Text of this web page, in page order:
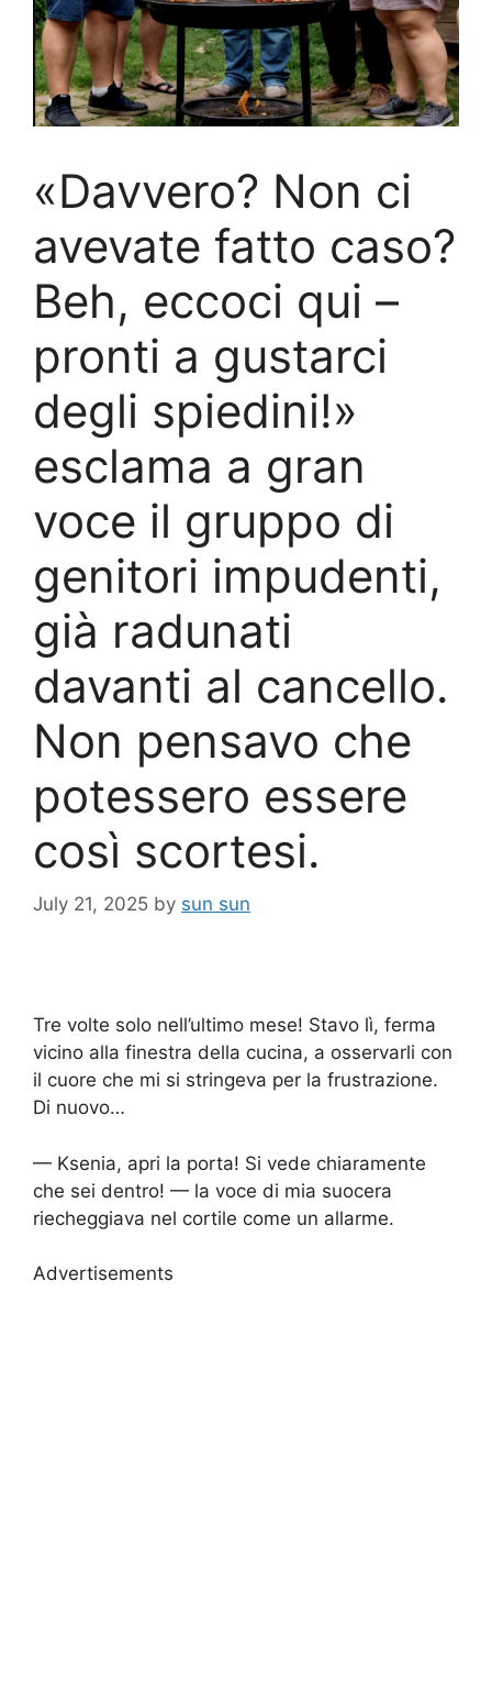
«Davvero? Non ci
avevate fatto caso?
Beh, eccoci qui –
pronti a gustarci
degli spiedini!»
esclama a gran
voce il gruppo di
genitori impudenti,
già radunati
davanti al cancello.
Non pensavo che
potessero essere
così scortesi.
July 21, 2025 by sun sun
Tre volte solo nell’ultimo mese! Stavo lì, ferma
vicino alla finestra della cucina, a osservarli con
il cuore che mi si stringeva per la frustrazione.
Di nuovo…
— Ksenia, apri la porta! Si vede chiaramente
che sei dentro! — la voce di mia suocera
riecheggiava nel cortile come un allarme.
Advertisements